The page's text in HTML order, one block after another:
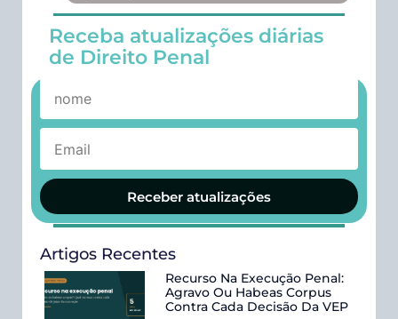
Receba atualizações diárias
de Direito Penal
Receber atualizações
Artigos Recentes
Recurso Na Execução Penal:
Agravo Ou Habeas Corpus
Contra Cada Decisão Da VEP